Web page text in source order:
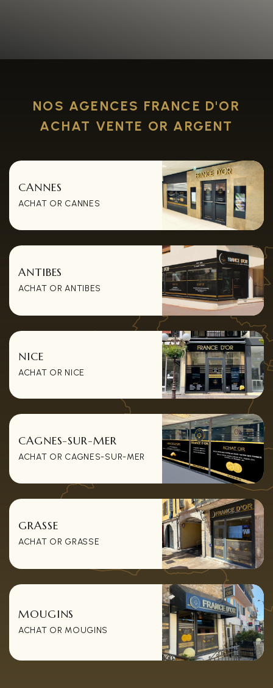
NOS AGENCES FRANCE D'OR
ACHAT VENTE OR ARGENT
CANNES
ACHAT OR CANNES
ANTIBES
ACHAT OR ANTIBES
NICE
ACHAT OR NICE
CAGNES-SUR-MER
ACHAT OR CAGNES-SUR-MER
GRASSE
ACHAT OR GRASSE
MOUGINS
ACHAT OR MOUGINS